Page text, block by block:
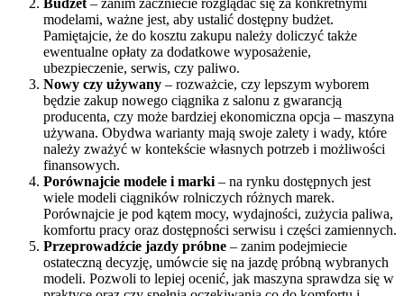
modelami, ważne jest, aby ustalić dostępny budżet.
Pamiętajcie, że do kosztu zakupu należy doliczyć także
ewentualne opłaty za dodatkowe wyposażenie,
ubezpieczenie, serwis, czy paliwo.
Nowy czy używany – rozważcie, czy lepszym wyborem
będzie zakup nowego ciągnika z salonu z gwarancją
producenta, czy może bardziej ekonomiczna opcja – maszyna
używana. Obydwa warianty mają swoje zalety i wady, które
należy zważyć w kontekście własnych potrzeb i możliwości
finansowych.
Porównajcie modele i marki – na rynku dostępnych jest
wiele modeli ciągników rolniczych różnych marek.
Porównajcie je pod kątem mocy, wydajności, zużycia paliwa,
komfortu pracy oraz dostępności serwisu i części zamiennych.
Przeprowadźcie jazdy próbne – zanim podejmiecie
ostateczną decyzję, umówcie się na jazdę próbną wybranych
modeli. Pozwoli to lepiej ocenić, jak maszyna sprawdza się w